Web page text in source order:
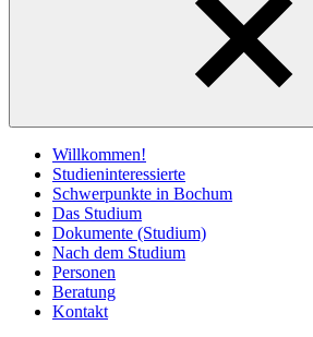
Willkommen!
Studieninteressierte
Schwerpunkte in Bochum
Das Studium
Dokumente (Studium)
Nach dem Studium
Personen
Beratung
Kontakt